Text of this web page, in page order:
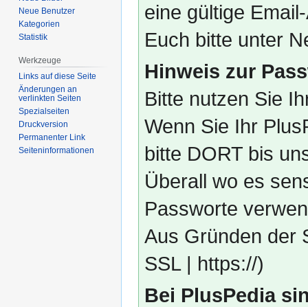
eine gültige
Euch bitte unter
Hinweis zur
Bitte nutzen Sie
Wenn Sie Ihr
bitte DORT bis
Überall wo es
Passworte
Aus Gründen der
SSL | https://)
Bei PlusPedia
Neue Benutzer
Kategorien
Statistik
Werkzeuge
Links auf diese Seite
Änderungen an
verlinkten Seiten
Spezialseiten
Druckversion
Permanenter Link
Seiten­­informationen